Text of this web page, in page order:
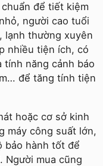
để tiết kiệm
người cao tuổi
lạnh thường xuyên
nhiều tiện ích, có
tính năng cảnh báo
để tăng tính tiện
hoặc cơ sở kinh
máy công suất lớn,
bảo hành tốt để
Người mua cũng